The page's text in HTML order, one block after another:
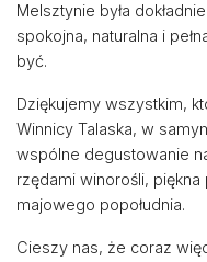
Melsztynie była
spokojna, naturalna i
być.
Dziękujemy wszystkim,
Winnicy Talaska, w
wspólne degustowanie
rzędami winorośli,
majowego popołudnia.
Cieszy nas, że coraz